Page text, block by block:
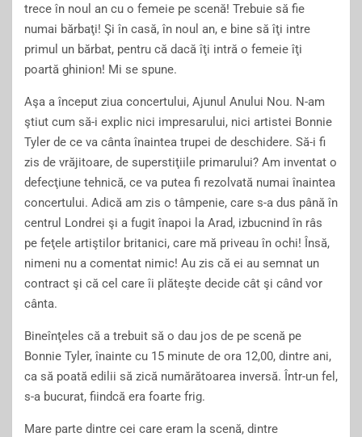
trece în noul an cu o femeie pe scenă! Trebuie să fie
numai bărbaţi! Şi în casă, în noul an, e bine să îţi intre
primul un bărbat, pentru că dacă îţi intră o femeie îţi
poartă ghinion! Mi se spune.
Aşa a început ziua concertului, Ajunul Anului Nou. N-am
ştiut cum să-i explic nici impresarului, nici artistei Bonnie
Tyler de ce va cânta înaintea trupei de deschidere. Să-i fi
zis de vrăjitoare, de superstiţiile primarului? Am inventat o
defecţiune tehnică, ce va putea fi rezolvată numai înaintea
concertului. Adică am zis o tâmpenie, care s-a dus până în
centrul Londrei şi a fugit înapoi la Arad, izbucnind în râs
pe feţele artiştilor britanici, care mă priveau în ochi! Însă,
nimeni nu a comentat nimic! Au zis că ei au semnat un
contract şi că cel care îi plăteşte decide cât şi când vor
cânta.
Bineînţeles că a trebuit să o dau jos de pe scenă pe
Bonnie Tyler, înainte cu 15 minute de ora 12,00, dintre ani,
ca să poată edilii să zică numărătoarea inversă. Într-un fel,
s-a bucurat, fiindcă era foarte frig.
Mare parte dintre cei care eram la scenă, dintre